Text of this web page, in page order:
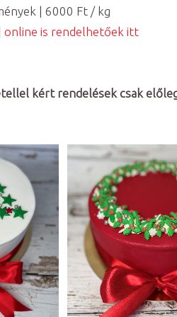
| 6000 Ft / kg
online is rendelhetőek itt
kért rendelések csak